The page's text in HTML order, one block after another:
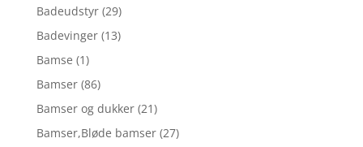
Badeudstyr (29)
Badevinger (13)
Bamse (1)
Bamser (86)
Bamser og dukker (21)
Bamser,Bløde bamser (27)